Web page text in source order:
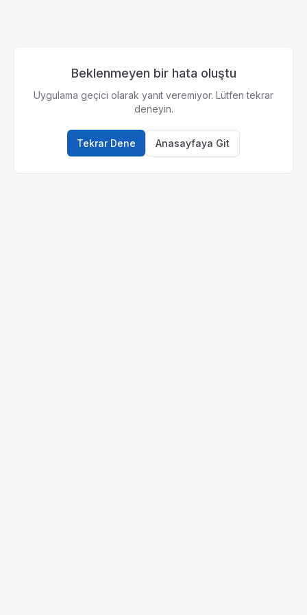
Beklenmeyen bir hata oluştu
Uygulama geçici olarak yanıt veremiyor. Lütfen tekrar
deneyin.
Tekrar Dene Anasayfaya Git